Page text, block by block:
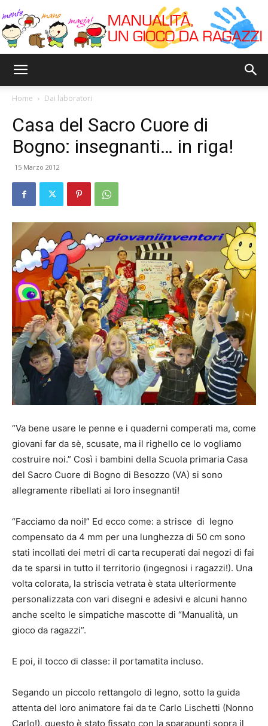
Home Dai laboratori
Casa del Sacro Cuore di
Bogno: insegnanti… in riga!
15 Marzo 2012
“Va bene usare le penne e i quaderni comperati ma, come
giovani far da sè, scusate, ma il righello ce lo vogliamo
costruire noi.” Così i bambini della Scuola primaria Casa
del Sacro Cuore di Bogno di Besozzo (VA) si sono
allegramente ribellati ai loro insegnanti!
“Facciamo da noi!” Ed ecco come: a strisce di legno
compensato da 4 mm per una lunghezza di 50 cm sono
stati incollati dei metri di carta recuperati dai negozi di fai
da te sparsi in tutto il territorio (ingegnosi i ragazzi!). Una
volta colorata, la striscia vetrata è stata ulteriormente
personalizzata con vari disegni e adesivi e alcuni hanno
anche scelto le simpatiche mascotte di “Manualità, un
gioco da ragazzi”.
E poi, il tocco di classe: il portamatita incluso.
Segando un piccolo rettangolo di legno, sotto la guida
attenta del loro animatore fai da te Carlo Lischetti (Nonno
Carlo!), questo è stato fissato con la sparapunti sopra il